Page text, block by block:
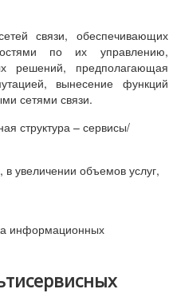
связи, обеспечивающих
по их управлению,
решений, предполагающая
вынесение функций
сетями связи.
структура – сервисы/
увеличении объемов услуг,
информационных